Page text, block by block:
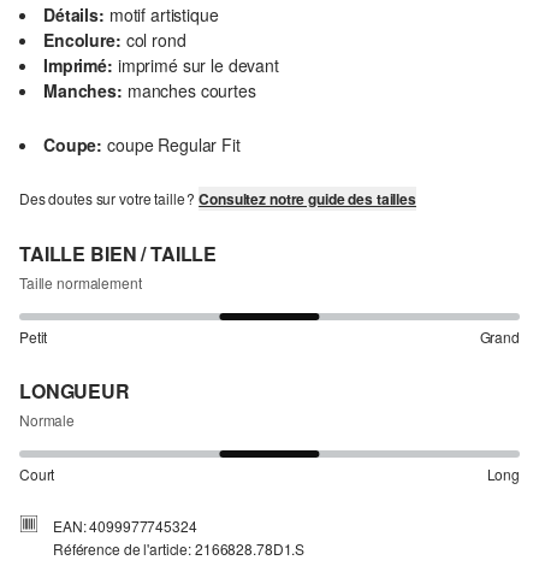
Détails: motif artistique
Encolure: col rond
Imprimé: imprimé sur le devant
Manches: manches courtes
Coupe: coupe Regular Fit
Des doutes sur votre taille ?Consultez notre guide des tailles
TAILLE BIEN / TAILLE
Taille normalement
Petit Grand
LONGUEUR
Normale
Court Long
EAN: 4099977745324
Référence de l'article: 2166828.78D1.S